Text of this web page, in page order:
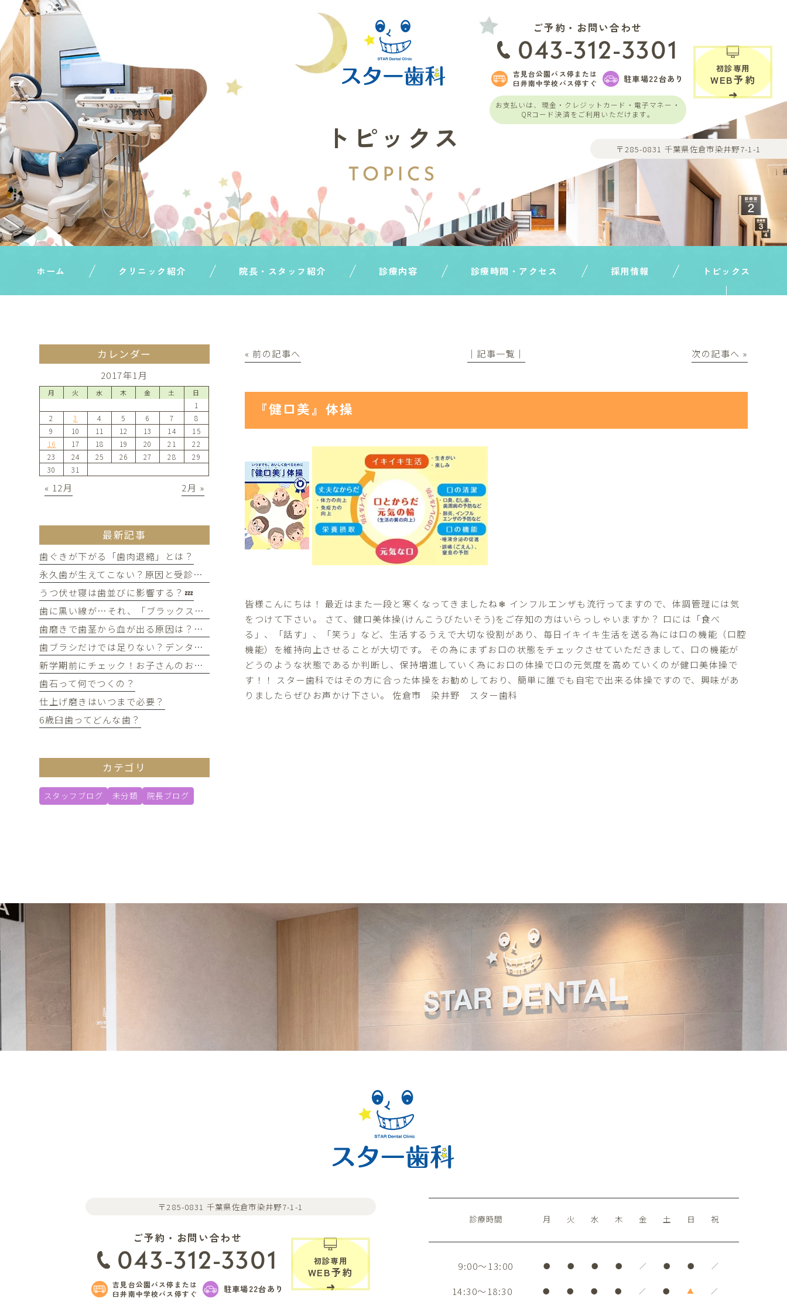
ご予約・お問い合わせ
043-312-3301
吉見台公園バス停または
臼井南中学校バス停すぐ
駐車場22台あり
お支払いは、現金・クレジットカード・電子マネー・
QRコード決済をご利用いただけます。
初診専用
WEB予約
〒285-0831 千葉県佐倉市染井野7-1-1
トピックス
TOPICS
ホーム クリニック紹介 院長・スタッフ紹介 診療内容 診療時間・アクセス 採用情報 トピックス
« 前の記事へ │記事一覧│ 次の記事へ »
『健口美』体操
皆様こんにちは！ 最近はまた一段と寒くなってきましたね❄ インフルエンザも流行ってますので、体調管理には気
をつけて下さい。 さて、健口美体操(けんこうびたいそう)をご存知の方はいらっしゃいますか？ 口には「食べ
る」、「話す」、「笑う」など、生活するうえで大切な役割があり、毎日イキイキ生活を送る為には口の機能（口腔
機能）を維持向上させることが大切です。 その為にまずお口の状態をチェックさせていただきまして、口の機能が
どうのような状態であるか判断し、保持増進していく為にお口の体操で口の元気度を高めていくのが健口美体操で
す！！ スター歯科ではその方に合った体操をお勧めしており、簡単に誰でも自宅で出来る体操ですので、興味があ
りましたらぜひお声かけ下さい。 佐倉市 染井野 スター歯科
カレンダー
2017年1月
月 火 水 木 金 土 日
1
2
3 4 5 6 7
8
9
10 11 12 13 14
15
16
17 18 19 20 21
22
23
24 25 26 27 28
29
30
31
« 12月 2月 »
最新記事
歯ぐきが下がる「歯肉退縮」とは？
永久歯が生えてこない？原因と受診のタイミングについて
うつ伏せ寝は歯並びに影響する？💤
歯に黒い線が…それ、「ブラックステイン」かもしれません！
歯磨きで歯茎から血が出る原因は？痛みがなくても受診すべき判断基準
歯ブラシだけでは足りない？デンタルフロスを使うメリット
新学期前にチェック！お子さんのお口の健康、大丈夫？
歯石って何でつくの？
仕上げ磨きはいつまで必要？
6歳臼歯ってどんな歯？
カテゴリ
スタッフブログ 未分類 院長ブログ
〒285-0831 千葉県佐倉市染井野7-1-1
ご予約・お問い合わせ
043-312-3301
吉見台公園バス停または
臼井南中学校バス停すぐ
駐車場22台あり
初診専用
WEB予約
診療時間 月 火 水 木 金 土 日 祝
9:00～13:00 ● ● ● ● ／ ● ● ／
14:30～18:30 ● ● ● ● ／ ● ▲ ／